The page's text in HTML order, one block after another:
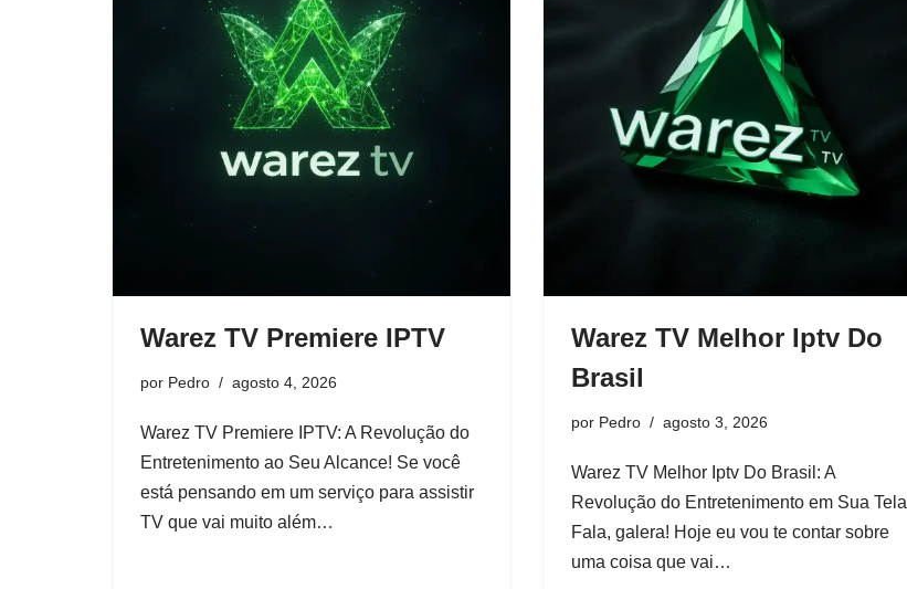
Warez TV Premiere IPTV
por Pedro agosto 4, 2026
Warez TV Premiere IPTV: A Revolução do
Entretenimento ao Seu Alcance! Se você
está pensando em um serviço para assistir
TV que vai muito além…
Warez TV Melhor Iptv Do
Brasil
por Pedro agosto 3, 2026
Warez TV Melhor Iptv Do Brasil: A
Revolução do Entretenimento em Sua Tela
Fala, galera! Hoje eu vou te contar sobre
uma coisa que vai…